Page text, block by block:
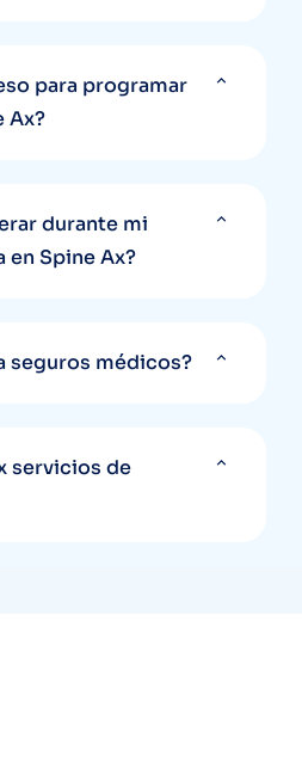
para programar
Ax?
durante mi
Spine Ax?
seguros médicos?
servicios de